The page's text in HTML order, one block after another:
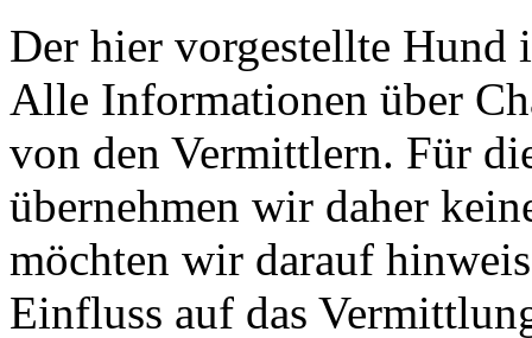
Der hier vorgestellte Hund
Alle Informationen über
von den Vermittlern. Für
übernehmen wir daher
möchten wir darauf
Einfluss auf das